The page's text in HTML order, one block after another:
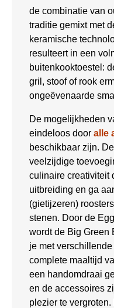
de combinatie van
traditie gemixt met
keramische
resulteert in een
buitenkooktoestel:
gril, stoof of rook
ongeëvenaarde
De mogelijkheden
eindeloos door alle
beschikbaar zijn.
veelzijdige
culinaire creativiteit
uitbreiding en ga
(gietijzeren)
stenen. Door de
wordt de Big Green
je met
complete maaltijd
een handomdraai
en de accessoires
plezier te